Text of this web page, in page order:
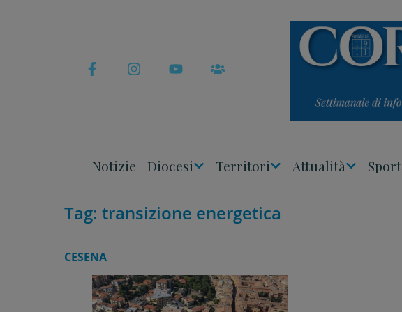
Notizie Diocesi Territori Attualità Sport
Tag: transizione energetica
CESENA